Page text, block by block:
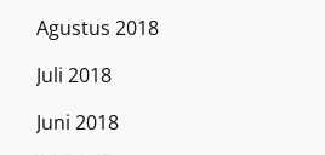
Agustus 2018
Juli 2018
Juni 2018